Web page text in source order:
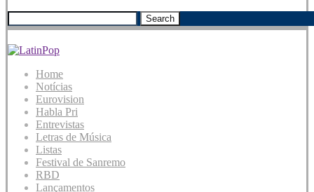
Search
Home
Notícias
Eurovision
Habla Pri
Entrevistas
Letras de Música
Listas
Festival de Sanremo
RBD
Lançamentos